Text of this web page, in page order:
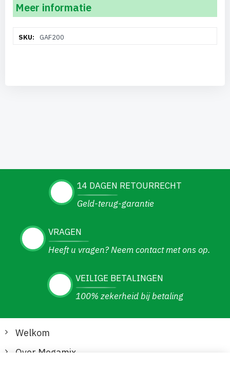
Meer informatie
informatieGAF200
14 DAGEN RETOURRECHT
Geld-terug-garantie
VRAGEN
Heeft u vragen? Neem contact met ons op.
VEILIGE BETALINGEN
100% zekerheid bij betaling
Welkom
Over Megamix